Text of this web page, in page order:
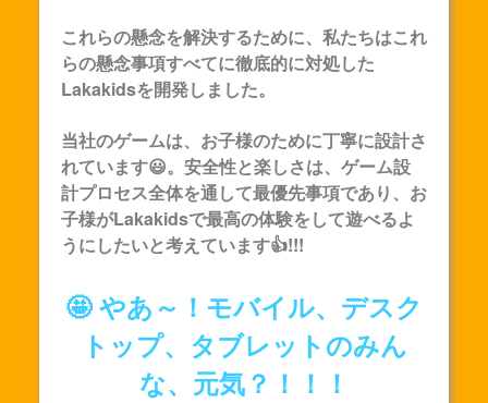
これらの懸念を解決するために、私たちはこれ
らの懸念事項すべてに徹底的に対処した
Lakakidsを開発しました。
当社のゲームは、お子様のために丁寧に設計さ
れています😃。安全性と楽しさは、ゲーム設
計プロセス全体を通して最優先事項であり、お
子様がLakakidsで最高の体験をして遊べるよ
うにしたいと考えています👍!!!
🤩 やあ～！モバイル、デスク
トップ、タブレットのみん
な、元気？！！！